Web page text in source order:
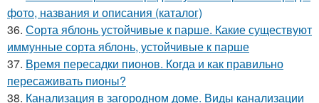
фото, названия и описания (каталог)
36. Сорта яблонь устойчивые к парше. Какие существуют
иммунные сорта яблонь, устойчивые к парше
37. Время пересадки пионов. Когда и как правильно
пересаживать пионы?
38. Канализация в загородном доме. Виды канализации